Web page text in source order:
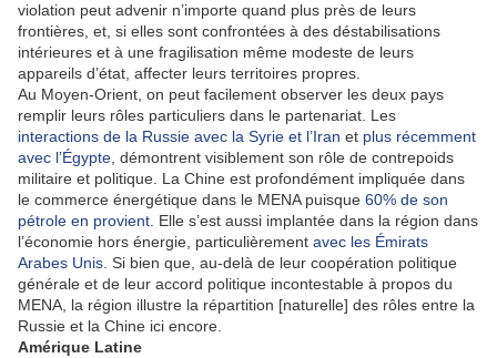
violation peut advenir n’importe quand plus près de leurs
frontières, et, si elles sont confrontées à des déstabilisations
intérieures et à une fragilisation même modeste de leurs
appareils d’état, affecter leurs territoires propres.
Au Moyen-Orient, on peut facilement observer les deux pays
remplir leurs rôles particuliers dans le partenariat. Les
interactions de la Russie avec la Syrie et l’Iran et plus récemment
avec l’Égypte , démontrent visiblement son rôle de contrepoids
militaire et politique. La Chine est profondément impliquée dans
le commerce énergétique dans le MENA puisque 60% de son
pétrole en provient . Elle s’est aussi implantée dans la région dans
l’économie hors énergie, particulièrement avec les Émirats
Arabes Unis . Si bien que, au-delà de leur coopération politique
générale et de leur accord politique incontestable à propos du
MENA, la région illustre la répartition [naturelle] des rôles entre la
Russie et la Chine ici encore.
Amérique Latine